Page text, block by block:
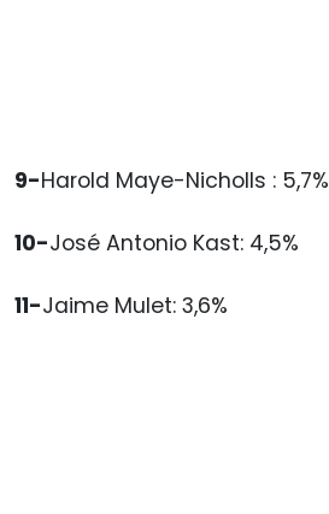
9-Harold Maye-Nicholls : 5,7%
10-José Antonio Kast: 4,5%
11-Jaime Mulet: 3,6%